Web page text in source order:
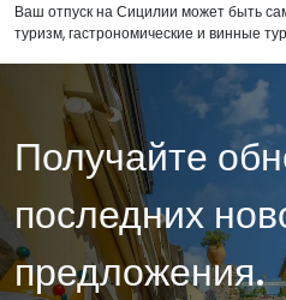
Ваш отпуск на Сицилии может быть
туризм, гастрономические и винные
уникальными эмоциями при виде
красивых пляжей Европы. Здесь
(Эгади, Пелажи и Эолие), парки,
Получайте
последних
предложения.